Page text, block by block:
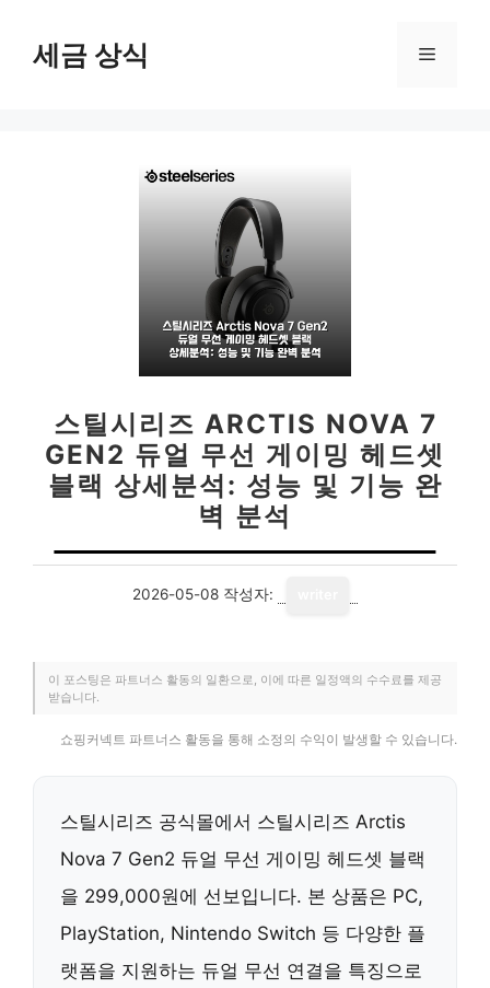
세금 상식 메
스틸시리즈 ARCTIS NOVA 7
GEN2 듀얼 무선 게이밍 헤드셋
블랙 상세분석: 성능 및 기능 완
벽 분석
2026-05-08 작성자:
이 포스팅은 파트너스 활동의 일환으로, 이에 따른 일정액의 수수료를 제공
받습니다.
쇼핑커넥트 파트너스 활동을 통해 소정의 수익이 발생할 수 있습니다.
스틸시리즈 공식몰에서 스틸시리즈 Arctis
Nova 7 Gen2 듀얼 무선 게이밍 헤드셋 블랙
을 299,000원에 선보입니다. 본 상품은 PC,
PlayStation, Nintendo Switch 등 다양한 플
랫폼을 지원하는 듀얼 무선 연결을 특징으로